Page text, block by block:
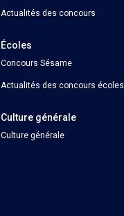
Actualités des concours
Écoles
Concours Sésame
Actualités des concours écoles
Culture générale
Culture générale